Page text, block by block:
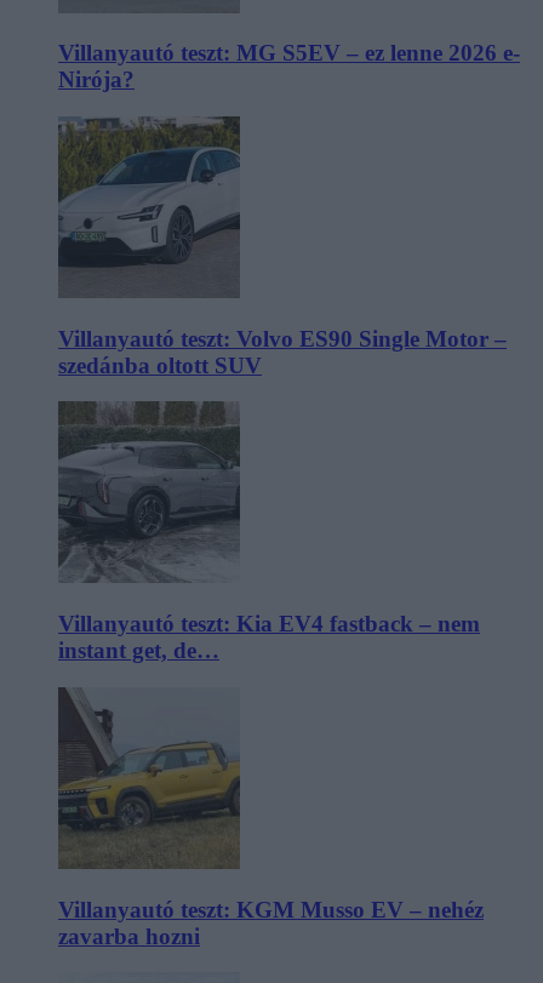
Villanyautó teszt: MG S5EV – ez lenne 2026 e-
Nirója?
Villanyautó teszt: Volvo ES90 Single Motor –
szedánba oltott SUV
Villanyautó teszt: Kia EV4 fastback – nem
instant get, de…
Villanyautó teszt: KGM Musso EV – nehéz
zavarba hozni